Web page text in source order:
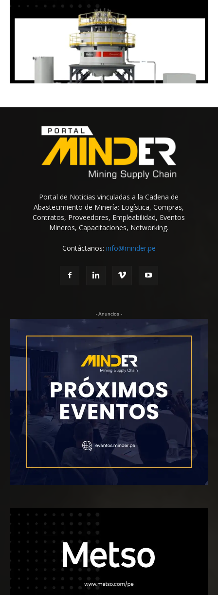
Portal de Noticias vinculadas a la Cadena de
Abastecimiento de Minería: Logística, Compras,
Contratos, Proveedores, Empleabilidad, Eventos
Mineros, Capacitaciones, Networking.
Contáctanos: info@minder.pe
- Anuncios -